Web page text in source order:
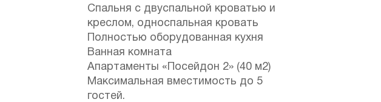
Спальня с двуспальной кроватью и
креслом, односпальная кровать
Полностью оборудованная кухня
Ванная комната
Апартаменты «Посейдон 2» (40 м2)
Максимальная вместимость до 5
гостей.